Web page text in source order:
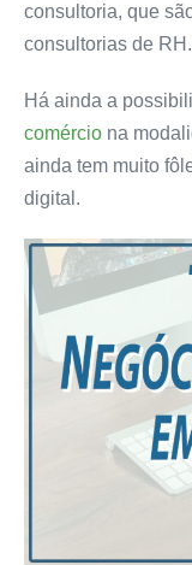
consultoria, que
consultorias de RH.
Há ainda a
comércio na
ainda tem muito
digital.